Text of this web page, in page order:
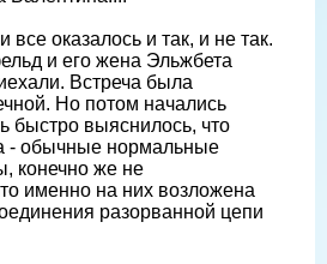
все оказалось и так, и не так.
и его жена Эльжбета
Встреча была
Но потом начались
быстро выяснилось, что
- обычные нормальные
конечно же не
именно на них возложена
разорванной цепи